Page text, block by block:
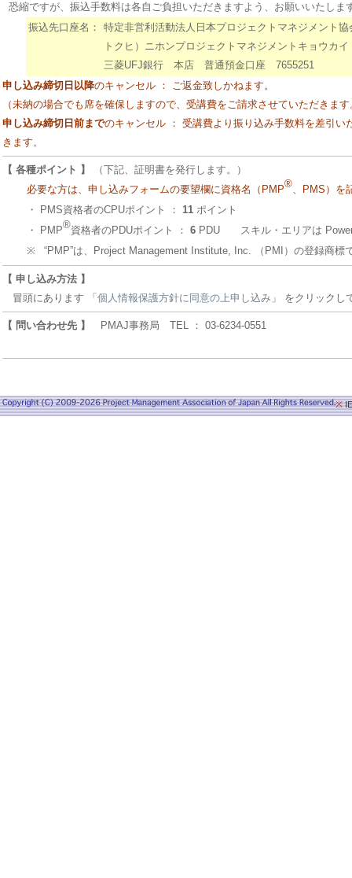
恐縮ですが、振込手数料は各自ご負担いただきますよう、お願いいたしま
振込先口座名：
特定非営利活動法人日本プロジェクトマネジメント協
トクヒ）ニホンプロジェクトマネジメントキョウカイ
三菱UFJ銀行 本店 普通預金口座 7655251
申し込み締切日以降のキャンセル ： ご返金致しかねます。
（未納の場合でも席を確保しますので、受講費をご請求させていただきま
申し込み締切日前までのキャンセル ： 受講費より振り込み手数料を差引い
きます。
【 各種ポイント 】
（下記、証明書を発行します。）
必要な方は、申し込みフォームの要望欄に資格名（PMP
®
、PMS）を
・
PMS資格者のCPUポイント ： 11 ポイント
・
PMP
®
資格者のPDUポイント ： 6 PDU スキル・エリアは
※
“PMP”は、Project Management Institute, Inc. （PMI）の登録商標
【 申し込み方法 】
冒頭にあります 「 個人情報保護方針に同意の上申し込み 」 をクリックし
【 問い合わせ先 】 PMAJ事務局 TEL ： 03-6234-0551
※